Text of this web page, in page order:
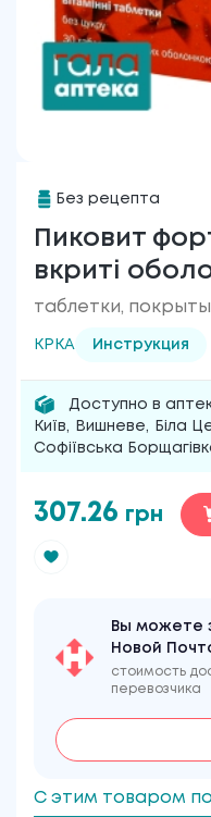
Без рецепта
Пиковит
вкриті
таблетки,
КРКА Инструкция
Доступно в
Київ, Вишневе, Біла
Софіївська
307.26 грн
Вы можете
Новой
стоимость
перевозчика
С этим товаром